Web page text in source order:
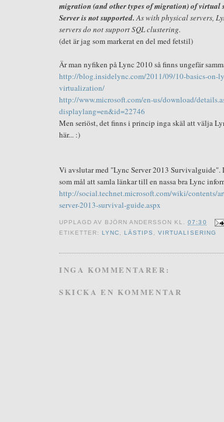
migration (and other types of migration) of virtual
Server is not supported.As with physical servers,
servers do not support SQL clustering.
(det är jag som markerat en del med fetstil)
Är man nyfiken på Lync 2010 så finns ungefär
http://blog.insidelync.com/2011/09/10-basics-on-
virtualization/
http://www.microsoft.com/en-us/download/
displaylang=en&id=22746
Men seriöst, det finns i princip inga skäl att välja
här... :)
Vi avslutar med "Lync Server 2013 Survivalguide".
som mål att samla länkar till en nassa bra Lync
http://social.technet.microsoft.com/wiki/contents/
server-2013-survival-guide.aspx
UPPLAGD AV BJÖRN ANDERSSON KL.07:30
ETIKETTER:LYNC ,LÄSTIPS ,VIRTUALISERING
INGA KOMMENTARER:
SKICKA EN KOMMENTAR